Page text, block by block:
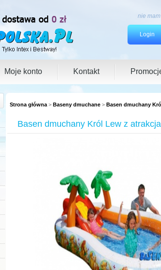
nie
Login
Moje konto Kontakt
Strona główna > Baseny dmuchane > Basen dmuchany
Basen dmuchany Król Lew z